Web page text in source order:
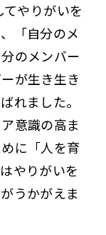
やりがいを
「自分のメ
のメンバー
が生き生き
れました。
意識の高ま
に「人を育
やりがいを
うかがえま